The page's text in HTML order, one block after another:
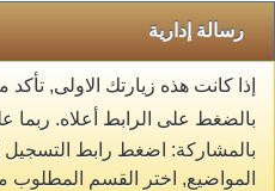
رسالة إدارية
إذا كانت هذه زيارتك الاولى,
بالضغط على الرابط أعلاه. ربما
بالمشاركة: اضغط رابط التسجيل
المواضيع, اختر القسم المطلوب